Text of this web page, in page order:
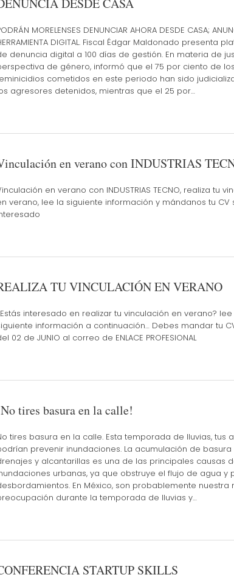
DESDE CASA
MORELENSES DENUNCIAR AHORA DESDE CASA;
DIGITAL. Fiscal Édgar Maldonado presenta
denuncia digital a 100 días de gestión. En materia de
de género, informó que el 75 por ciento de los
cometidos en este periodo han sido
agresores detenidos, mientras que el 25 por…
en verano con INDUSTRIAS
en verano con INDUSTRIAS TECNO, realiza tu
verano, lee la siguiente información y mándanos tu CV
TU VINCULACIÓN EN VERANO
interesado en realizar tu vinculación en verano? lee
información a continuación… Debes mandar tu
02 de JUNIO al correo de ENLACE PROFESIONAL
tires basura en la calle!
tires basura en la calle. Esta temporada de lluvias, tus
prevenir inundaciones. La acumulación de basura
y alcantarillas es una de las principales causas
urbanas, ya que obstruye el flujo de agua y
En México, son probablemente nuestra
durante la temporada de lluvias y…
STARTUP SKILLS